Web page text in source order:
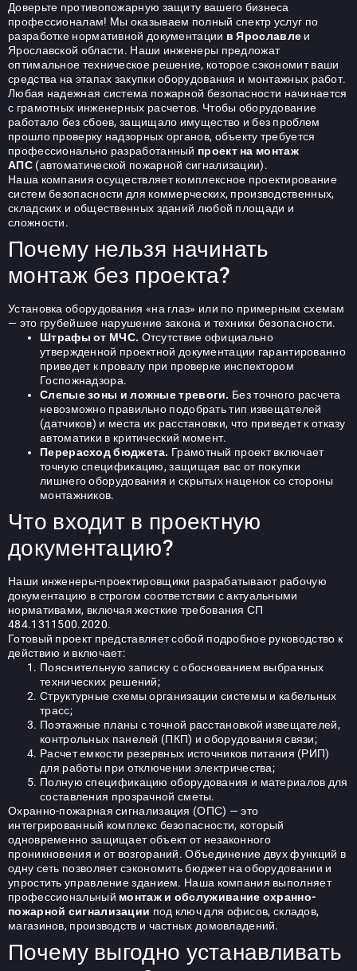
Доверьте противопожарную защиту вашего бизнеса
профессионалам! Мы оказываем полный спектр услуг по
разработке нормативной документации в Ярославле и
Ярославской области. Наши инженеры предложат
оптимальное техническое решение, которое сэкономит ваши
средства на этапах закупки оборудования и монтажных работ.
Любая надежная система пожарной безопасности начинается
с грамотных инженерных расчетов. Чтобы оборудование
работало без сбоев, защищало имущество и без проблем
прошло проверку надзорных органов, объекту требуется
профессионально разработанный проект на монтаж
АПС(автоматической пожарной сигнализации).
Наша компания осуществляет комплексное проектирование
систем безопасности для коммерческих, производственных,
складских и общественных зданий любой площади и
сложности.
Почему нельзя начинать
монтаж без проекта?
Установка оборудования «на глаз» или по примерным схемам
— это грубейшее нарушение закона и техники безопасности.
Штрафы от МЧС. Отсутствие официально
утвержденной проектной документации гарантированно
приведет к провалу при проверке инспектором
Госпожнадзора.
Слепые зоны и ложные тревоги. Без точного расчета
невозможно правильно подобрать тип извещателей
(датчиков) и места их расстановки, что приведет к отказу
автоматики в критический момент.
Перерасход бюджета. Грамотный проект включает
точную спецификацию, защищая вас от покупки
лишнего оборудования и скрытых наценок со стороны
монтажников.
Что входит в проектную
документацию?
Наши инженеры-проектировщики разрабатывают рабочую
документацию в строгом соответствии с актуальными
нормативами, включая жесткие требования СП
484.1311500.2020.
Готовый проект представляет собой подробное руководство к
действию и включает:
Пояснительную записку с обоснованием выбранных
технических решений;
Структурные схемы организации системы и кабельных
трасс;
Поэтажные планы с точной расстановкой извещателей,
контрольных панелей (ПКП) и оборудования связи;
Расчет емкости резервных источников питания (РИП)
для работы при отключении электричества;
Полную спецификацию оборудования и материалов для
составления прозрачной сметы.
Охранно-пожарная сигнализация (ОПС) — это
интегрированный комплекс безопасности, который
одновременно защищает объект от незаконного
проникновения и от возгораний. Объединение двух функций в
одну сеть позволяет сэкономить бюджет на оборудовании и
упростить управление зданием. Наша компания выполняет
профессиональный монтаж и обслуживание охранно-
пожарной сигнализации под ключ для офисов, складов,
магазинов, производств и частных домовладений.
Почему выгодно устанавливать